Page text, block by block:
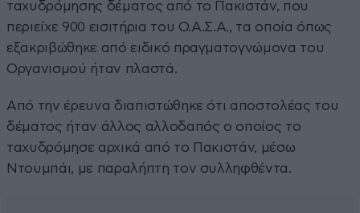
ταχυδρόμησης δέματος από το Πακιστάν, που
περιείχε 900 εισιτήρια του Ο.Α.Σ.Α., τα οποία όπως
εξακριβώθηκε από ειδικό πραγματογνώμονα του
Οργανισμού ήταν πλαστά.
Από την έρευνα διαπιστώθηκε ότι αποστολέας του
δέματος ήταν άλλος αλλοδαπός ο οποίος το
ταχυδρόμησε αρχικά από το Πακιστάν, μέσω
Ντουμπάι, με παραλήπτη τον συλληφθέντα.